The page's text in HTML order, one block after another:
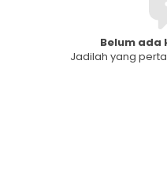
Belum ada
Jadilah yang